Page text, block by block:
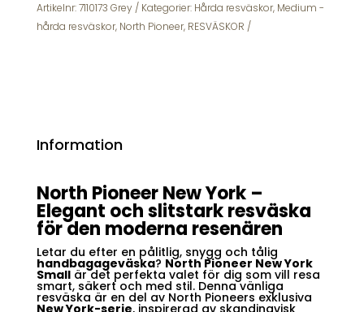
North
Pioneer
Artikelnr:7110173 Grey Kategorier: Hårda resväskor, Medium -
hårda resväskor, North Pioneer, RESVÄSKOR
Information
North Pioneer New York –
Elegant och slitstark resväska
för den moderna resenären
Letar du efter en pålitlig, snygg och tålig
handbagageväska? North Pioneer New York
Smallär det perfekta valet för dig som vill resa
smart, säkert och med stil. Denna vänliga
resväska är en del av North Pioneers exklusiva
New York-serie, inspirerad av skandinavisk